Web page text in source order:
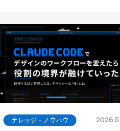
ナレッジ・ノウハウ